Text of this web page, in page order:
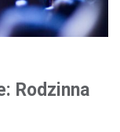
Rodzinna